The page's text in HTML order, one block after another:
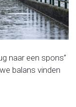
naar een spons”
balans vinden